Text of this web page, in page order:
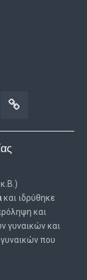
και ιδρύθηκε
και
γυναικών και
που